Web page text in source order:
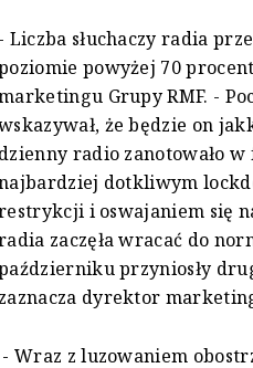
- Liczba słuchaczy radia
powyżej 70
Grupy RMF. -
że będzie on
dzienny radio zanotowało
dotkliwym
i oswajaniem się
zaczęła wracać do
przyniosły
zaznacza dyrektor
- Wraz z luzowaniem